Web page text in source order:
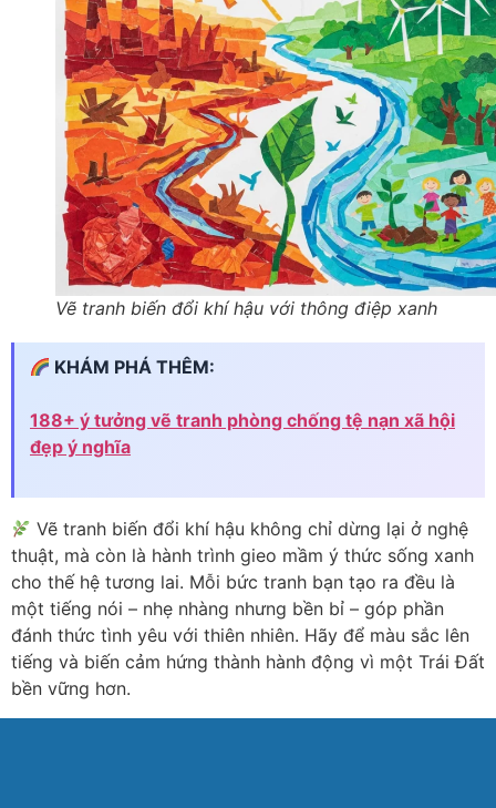
Vẽ tranh biến đổi khí hậu với thông điệp xanh
KHÁM PHÁ THÊM:
188+ ý tưởng vẽ tranh phòng chống tệ nạn xã hội
đẹp ý nghĩa
Vẽ tranh biến đổi khí hậu không chỉ dừng lại ở nghệ
thuật, mà còn là hành trình gieo mầm ý thức sống xanh
cho thế hệ tương lai. Mỗi bức tranh bạn tạo ra đều là
một tiếng nói – nhẹ nhàng nhưng bền bỉ – góp phần
đánh thức tình yêu với thiên nhiên. Hãy để màu sắc lên
tiếng và biến cảm hứng thành hành động vì một Trái Đất
bền vững hơn.